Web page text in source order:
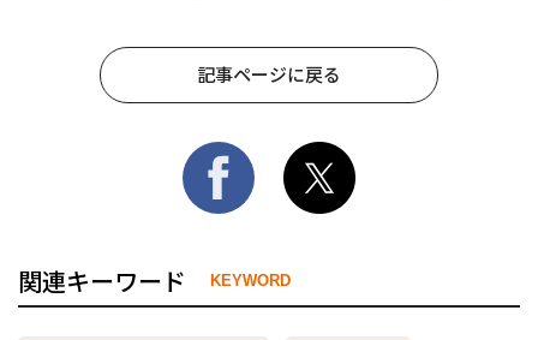
記事ページに戻る
関連キーワード KEYWORD